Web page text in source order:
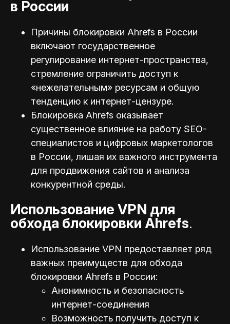
в России
Причины блокировки Ahrefs в России
включают государственное
регулирование интернет-пространства,
стремление ограничить доступ к
«нежелательным» ресурсам и общую
тенденцию к интернет-цензуре.
Блокировка Ahrefs оказывает
существенное влияние на работу SEO-
специалистов и цифровых маркетологов
в России, лишая их важного инструмента
для продвижения сайтов и анализа
конкурентной среды.
Использование VPN для
обхода блокировки Ahrefs.
Использование VPN предоставляет ряд
важных преимуществ для обхода
блокировки Ahrefs в России:
Анонимность и безопасность
интернет-соединения
Возможность получить доступ к